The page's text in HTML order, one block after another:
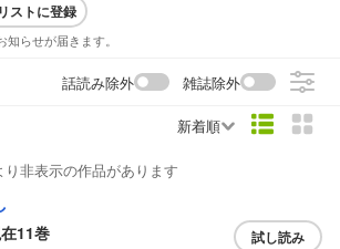
ストに登録
らせが届きます。
話読み除外 雑誌除外
新着順
非表示の作品があります
11巻 試し読み